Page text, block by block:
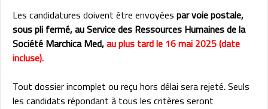
Les candidatures doivent être envoyéespar voie postale,
sous pli fermé, au Service des Ressources Humaines de la
Société Marchica Med,au plus tard le 16 mai 2025 (date
incluse).
Tout dossier incomplet ou reçu hors délai sera rejeté. Seuls
les candidats répondant à tous les critères seront